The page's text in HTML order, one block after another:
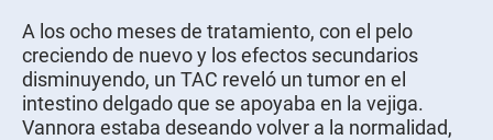
A los ocho meses de tratamiento, con el pelo
creciendo de nuevo y los efectos secundarios
disminuyendo, un TAC reveló un tumor en el
intestino delgado que se apoyaba en la vejiga.
Vannora estaba deseando volver a la normalidad,